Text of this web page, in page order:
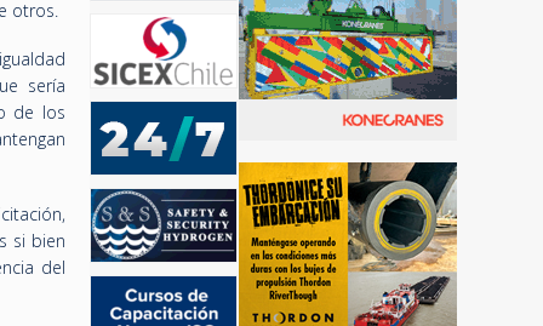
otros.
sería
de los
si bien
del